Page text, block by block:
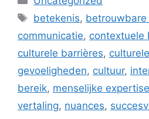
Tags
betekenis, betrouwbare
communicatie, contextuele
culturele barrières,
gevoeligheden, cultuur,
bereik, menselijke expertise
vertaling, nuances,